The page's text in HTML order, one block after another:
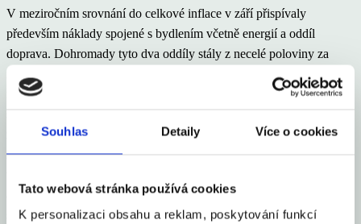
Souhlas Detaily Více o cookies
Tato webová stránka používá cookies
K personalizaci obsahu a reklam, poskytování funkcí
V meziročním srovnání do celkové inflace v září přispívaly
především náklady spojené s bydlením včetně energií a oddíl
doprava. Dohromady tyto dva oddíly stály z necelé poloviny za
meziročním růstem spotřebitelských cen. Pokračoval silný cenový
růst tzv. imputovaného nájemného, kam se promítalo zdražování
zdražovala voda i výrobky pro údržbu a opravy bytu. Elektřina
začne meziročně prudce zdražovat od 4. čtvrtletí. Meziročně
alkoholické nápoje a tabák a stravovací služby a služby spojené
s rekreací a kulturou.